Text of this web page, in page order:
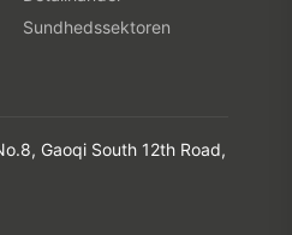
Sundhedssektoren
Gaoqi South 12th Road,